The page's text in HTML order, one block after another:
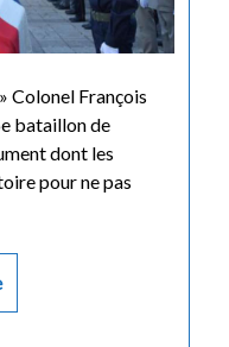
Colonel François
bataillon de
dont les
pour ne pas